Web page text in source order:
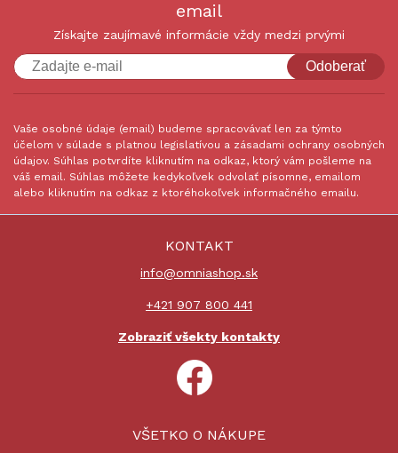
email
Získajte zaujímavé informácie vždy medzi prvými
Odoberať
Vaše osobné údaje (email) budeme spracovávať len za týmto
účelom v súlade s platnou legislatívou a zásadami ochrany osobných
údajov. Súhlas potvrdíte kliknutím na odkaz, ktorý vám pošleme na
váš email. Súhlas môžete kedykoľvek odvolať písomne, emailom
alebo kliknutím na odkaz z ktoréhokoľvek informačného emailu.
KONTAKT
info@omniashop.sk
+421 907 800 441
Zobraziť všekty kontakty
VŠETKO O NÁKUPE